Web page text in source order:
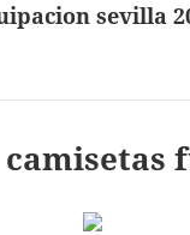
sevilla
camisetas